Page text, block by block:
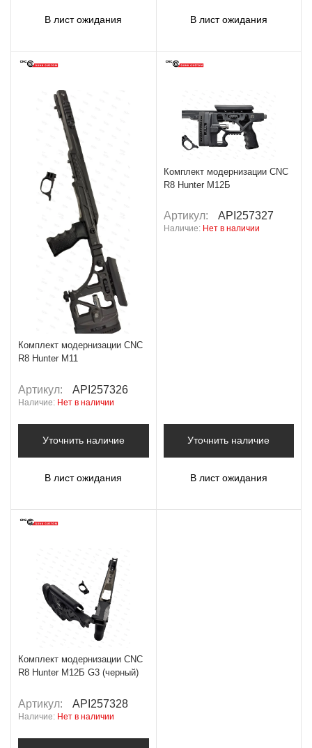
В лист ожидания В лист ожидания
Комплект модернизации CNC
R8 Hunter M11
Артикул: API257326
Наличие: Нет в наличии
Уточнить наличие
В лист ожидания
Комплект модернизации CNC
R8 Hunter M12Б
Артикул: API257327
Наличие: Нет в наличии
Уточнить наличие
В лист ожидания
Комплект модернизации CNC
R8 Hunter M12Б G3 (черный)
Артикул: API257328
Наличие: Нет в наличии